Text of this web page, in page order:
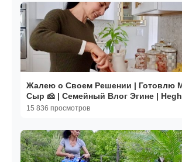
Жалею о Своем Решении | Готовлю
Сыр 🧀 | Семейный Влог Эгине |
15 836 просмотров